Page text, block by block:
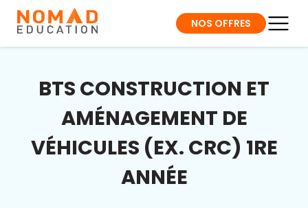
NOS OFFRES
BTS CONSTRUCTION ET
AMÉNAGEMENT DE
VÉHICULES (EX. CRC) 1RE
ANNÉE